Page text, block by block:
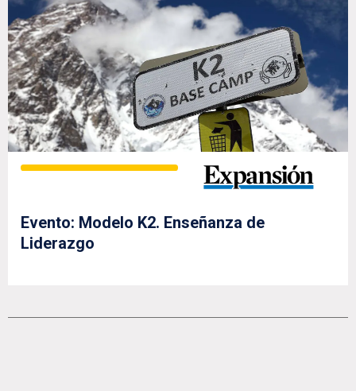
Evento: Modelo K2. Enseñanza de
Liderazgo